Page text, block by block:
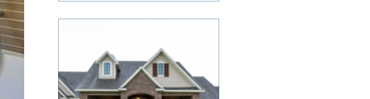
slitage och fukt, lyfter
helhetsintrycket och kan
till och med höja värdet